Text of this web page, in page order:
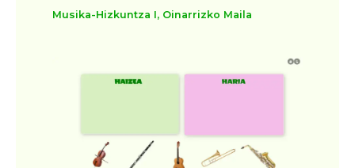
Musika-Hizkuntza I, Oinarrizko Maila